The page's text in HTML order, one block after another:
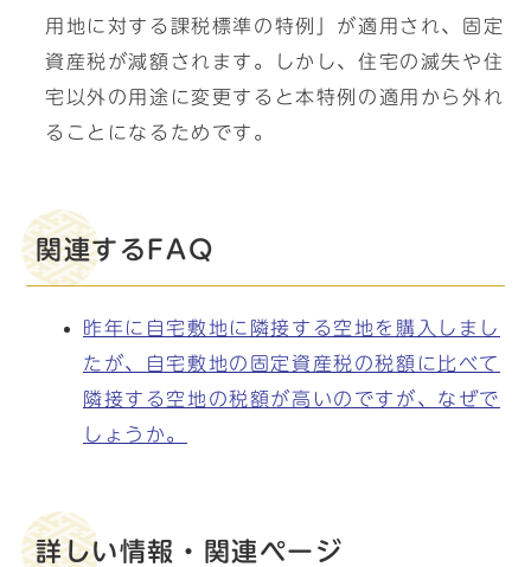
用地に対する課税標準の特例」が適用され、固定
資産税が減額されます。しかし、住宅の滅失や住
宅以外の用途に変更すると本特例の適用から外れ
ることになるためです。
関連するFAQ
昨年に自宅敷地に隣接する空地を購入しまし
たが、自宅敷地の固定資産税の税額に比べて
隣接する空地の税額が高いのですが、なぜで
しょうか。
詳しい情報・関連ページ